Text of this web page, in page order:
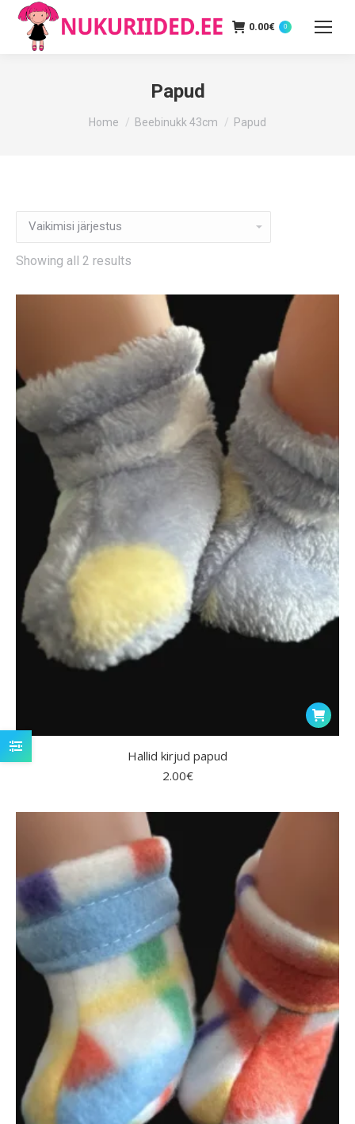
0.00€ 0
Papud
You are here:
Home Beebinukk 43cm Papud
Showing all 2 results
Hallid kirjud papud
2.00€